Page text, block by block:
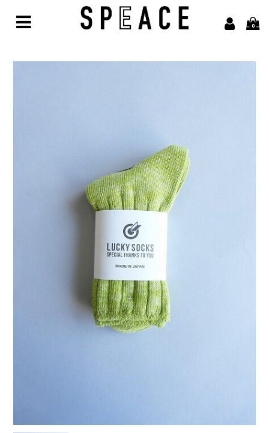
0
awasa【アワサ】
BARAILLE＆GARMENTS【バライルアンドガーメンツ】
凹凸bocodeco【ボコデコ 】
COMESANDGOES【カムズアンドゴーズ】
COTTON PAN【コットンパン】
crepuscule【クレプスキュール】
HAAL【ハール】